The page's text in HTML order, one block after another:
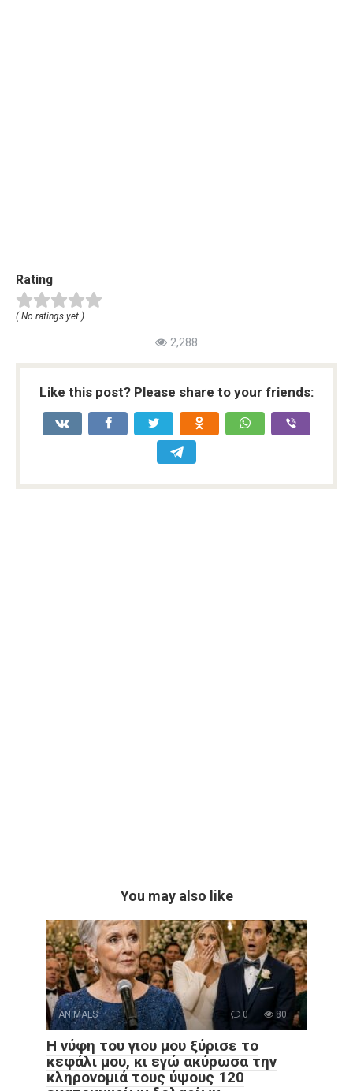
Rating
( No ratings yet )
2,288
Like this post? Please share to your friends:
You may also like
ANIMALS 0 80
Η νύφη του γιου μου ξύρισε το
κεφάλι μου, κι εγώ ακύρωσα την
κληρονομιά τους ύψους 120